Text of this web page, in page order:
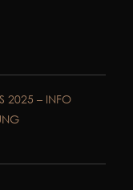
2025 – INFO